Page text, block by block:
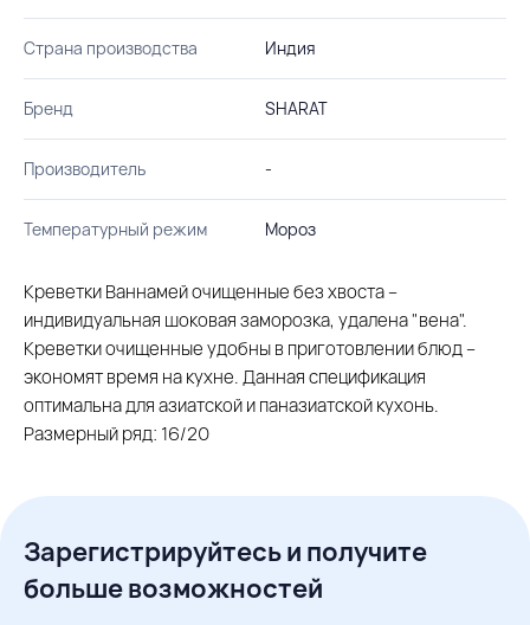
Страна производства Индия
Бренд SHARAT
Производитель -
Температурный режим Мороз
Креветки Ваннамей очищенные без хвоста –
индивидуальная шоковая заморозка, удалена "вена".
Креветки очищенные удобны в приготовлении блюд –
экономят время на кухне. Данная спецификация
оптимальна для азиатской и паназиатской кухонь.
Размерный ряд: 16/20
Зарегистрируйтесь и получите
больше возможностей